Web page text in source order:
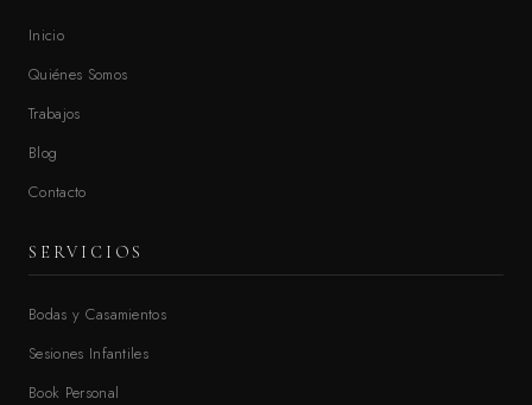
Inicio
Quiénes Somos
Trabajos
Blog
Contacto
SERVICIOS
Bodas y Casamientos
Sesiones Infantiles
Book Personal